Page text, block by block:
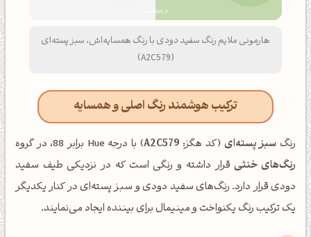
هارمونی ملایم رنگ سفید دودی با رنگ همسایه‌اش، سبز پسته‌ای
(A2C579)
ترکیب هوشمند رنگ اصلی و همسایه
رنگ سبز پسته‌ای (کد هگز: A2C579) با درجه Hue برابر 88، در گروه
رنگ‌های خنثیقرار داشته و رنگی است که در نزدیکی طیف سفید
دودی قرار دارد. رنگ‌های سفید دودی و سبز پسته‌ای در کنار یکدیگر
یک ترکیب رنگ یکنواخت و مینیمال برای بیننده ایجاد می‌نمایند.